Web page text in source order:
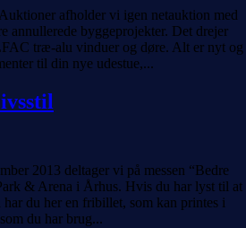
afholder vi igen netauktion med
annullerede byggeprojekter. Det drejer
træ-alu vinduer og døre. Alt er nyt og
til din nye udestue,...
2013 deltager vi på messen “Bedre
& Arena i Århus. Hvis du har lyst til at
du her en fribillet, som kan printes i
du har brug...